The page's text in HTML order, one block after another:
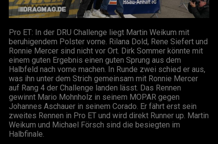
Pro ET: In der DRU Challenge liegt Martin Weikum mit
beruhigendem Polster vorne. Rilana Dold, Rene Siefert und
Ronnie Mercer sind nicht vor Ort. Dirk Sommer könnte mit
einem guten Ergebnis einen guten Sprung aus dem
Halbfeld nach vorne machen. In Runde zwei schied er aus,
was ihn unter dem Strich gemeinsam mit Ronnie Mercer
auf Rang 4 der Challenge landen lässt. Das Rennen
gewinnt Mario Mohnholz in seinem MOPAR gegen
Johannes Aschauer in seinem Corado. Er fährt erst sein
zweites Rennen in Pro ET und wird direkt Runner up. Martin
Weikum und Michael Försch sind die besiegten im
Halbfinale.